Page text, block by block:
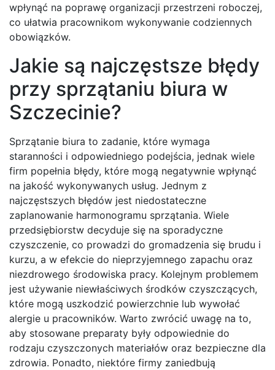
wpłynąć na poprawę organizacji przestrzeni roboczej,
co ułatwia pracownikom wykonywanie codziennych
obowiązków.
Jakie są najczęstsze błędy
przy sprzątaniu biura w
Szczecinie?
Sprzątanie biura to zadanie, które wymaga
staranności i odpowiedniego podejścia, jednak wiele
firm popełnia błędy, które mogą negatywnie wpłynąć
na jakość wykonywanych usług. Jednym z
najczęstszych błędów jest niedostateczne
zaplanowanie harmonogramu sprzątania. Wiele
przedsiębiorstw decyduje się na sporadyczne
czyszczenie, co prowadzi do gromadzenia się brudu i
kurzu, a w efekcie do nieprzyjemnego zapachu oraz
niezdrowego środowiska pracy. Kolejnym problemem
jest używanie niewłaściwych środków czyszczących,
które mogą uszkodzić powierzchnie lub wywołać
alergie u pracowników. Warto zwrócić uwagę na to,
aby stosowane preparaty były odpowiednie do
rodzaju czyszczonych materiałów oraz bezpieczne dla
zdrowia. Ponadto, niektóre firmy zaniedbują